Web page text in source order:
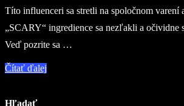
Títo influenceri sa stretli na spoločnom varení
„SCARY“ ingredience sa nezľakli a očividne
Veď pozrite sa …
Čítať ďalej
Hľadať